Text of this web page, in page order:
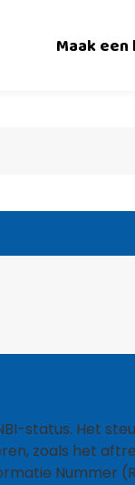
Maak een
status. Het
zoals het
Nummer